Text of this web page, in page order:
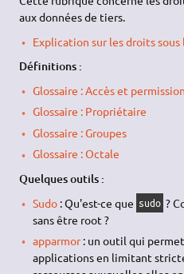
aux données de tiers.
Explication sur les droits sous
Définitions :
Glossaire : Accès et
Glossaire : Propriétaire
Glossaire : Groupes
Glossaire : Octale
Quelques outils :
Sudo: Qu'est-ce que sudo ?
sans être root ?
apparmor: un outil qui
applications en limitant